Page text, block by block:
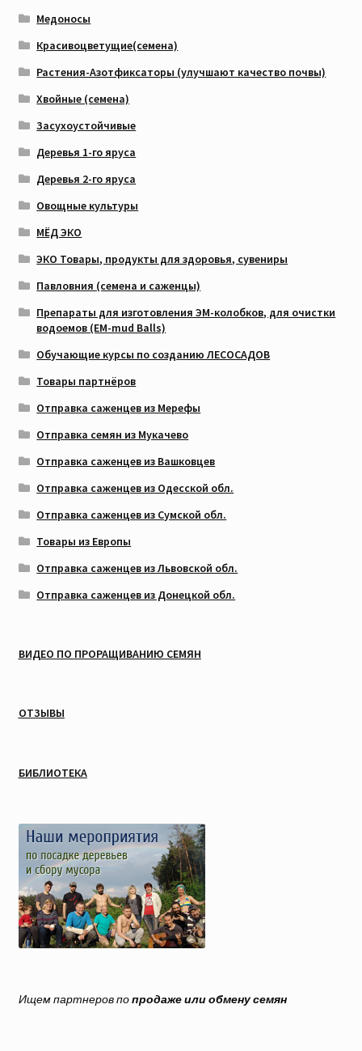
Медоносы
Красивоцветущие(семена)
Растения-Азотфиксаторы (улучшают качество почвы)
Хвойные (семена)
Засухоустойчивые
Деревья 1-го яруса
Деревья 2-го яруса
Овощные культуры
МЁД ЭКО
ЭКО Товары, продукты для здоровья, сувениры
Павловния (семена и саженцы)
Препараты для изготовления ЭМ-колобков, для очистки
водоемов (EM-mud Balls)
Обучающие курсы по созданию ЛЕСОСАДОВ
Товары партнёров
Отправка саженцев из Мерефы
Отправка семян из Мукачево
Отправка саженцев из Вашковцев
Отправка саженцев из Одесской обл.
Отправка саженцев из Сумской обл.
Товары из Европы
Отправка саженцев из Львовской обл.
Отправка саженцев из Донецкой обл.
ВИДЕО ПО ПРОРАЩИВАНИЮ СЕМЯН
ОТЗЫВЫ
БИБЛИОТЕКА
Ищем партнеров попродаже или обмену семян